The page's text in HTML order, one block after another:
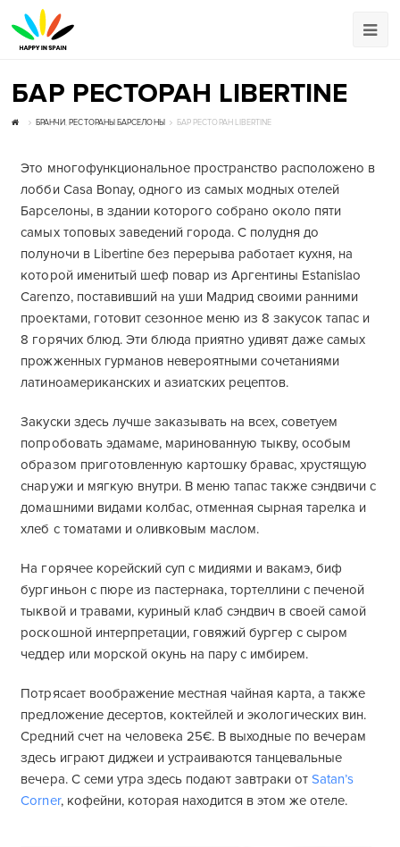
БАР РЕСТОРАН LIBERTINE
БРАНЧИ, РЕСТОРАНЫ БАРСЕЛОНЫ БАР РЕСТОРАН LIBERTINE
Это многофункциональное пространство расположено в
лобби Casa Bonay, одного из самых модных отелей
Барселоны, в здании которого собрано около пяти
самых топовых заведений города. С полудня до
полуночи в Libertine без перерыва работает кухня, на
которой именитый шеф повар из Аргентины Estanislao
Carenzo, поставивший на уши Мадрид своими ранними
проектами, готовит сезонное меню из 8 закусок тапас и
8 горячих блюд. Эти блюда приятно удивят даже самых
прожженных гурманов невероятными сочетаниями
латиноамериканских и азиатских рецептов.
Закуски здесь лучше заказывать на всех, советуем
попробовать эдамаме, маринованную тыкву, особым
образом приготовленную картошку бравас, хрустящую
снаружи и мягкую внутри. В меню тапас также сэндвичи с
домашними видами колбас, отменная сырная тарелка и
хлеб с томатами и оливковым маслом.
На горячее корейский суп с мидиями и вакамэ, биф
бургиньон с пюре из пастернака, тортеллини с печеной
тыквой и травами, куриный клаб сэндвич в своей самой
роскошной интерпретации, говяжий бургер с сыром
чеддер или морской окунь на пару с имбирем.
Потрясает воображение местная чайная карта, а также
предложение десертов, коктейлей и экологических вин.
Средний счет на человека 25€. В выходные по вечерам
здесь играют диджеи и устраиваются танцевальные
вечера. C семи утра здесь подают завтраки отSatan’s
Corner, кофейни, которая находится в этом же отеле.